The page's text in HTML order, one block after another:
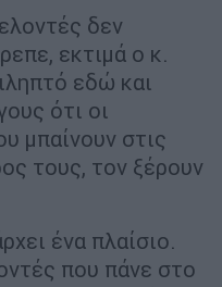
δεν
εκτιμά ο κ.
εδώ και
ότι οι
μπαίνουν στις
τους, τον ξέρουν
ένα πλαίσιο.
που πάνε στο